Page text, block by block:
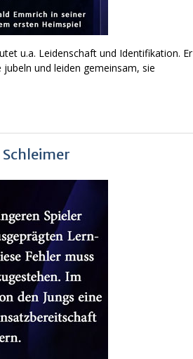
u.a. Leidenschaft und Identifikation. Er
und leiden gemeinsam, sie